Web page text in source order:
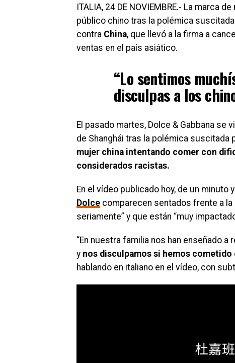
ITALIA, 24 DE NOVIEMBRE.- La marca
público chino tras la polémica
contra China, que llevó a la firma a
ventas en el país asiático.
“Lo sentimos
disculpas a los
El pasado martes, Dolce & Gabbana se
de Shanghái tras la polémica
mujer china intentando comer con
considerados racistas.
En el vídeo publicado hoy, de un minuto
Dolce comparecen sentados frente a la
seriamente” y que están “muy
“En nuestra familia nos han enseñado
y nos disculpamos si hemos
hablando en italiano en el vídeo, con